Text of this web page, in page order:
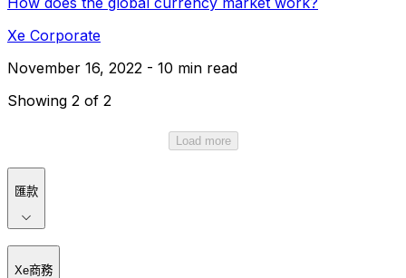
Xe Corporate
November 16, 2022 - 10 min read
Showing 2 of 2
Load more
匯款
Xe商務